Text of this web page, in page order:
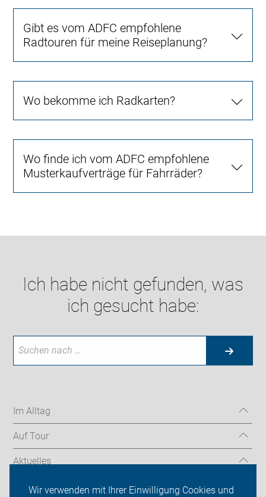
Wir verwenden mit Ihrer Einwilligung Cookies und
Gibt es vom ADFC empfohlene
Radtouren für meine Reiseplanung?
Wo bekomme ich Radkarten?
Wo finde ich vom ADFC empfohlene
Musterkaufverträge für Fahrräder?
Ich habe nicht gefunden, was
ich gesucht habe:
Im Alltag
Auf Tour
Aktuelles
Über uns